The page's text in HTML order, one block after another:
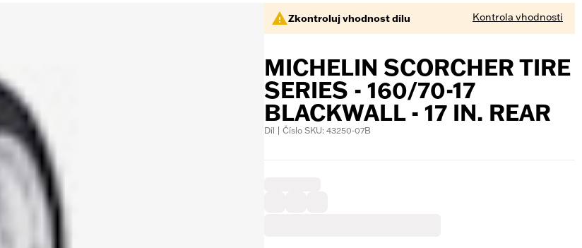
Zkontroluj vhodnost dílu Kontrola vhodnosti
MICHELIN SCORCHER TIRE
SERIES - 160/70-17
BLACKWALL - 17 IN. REAR
Díl | Číslo SKU: 43250-07B